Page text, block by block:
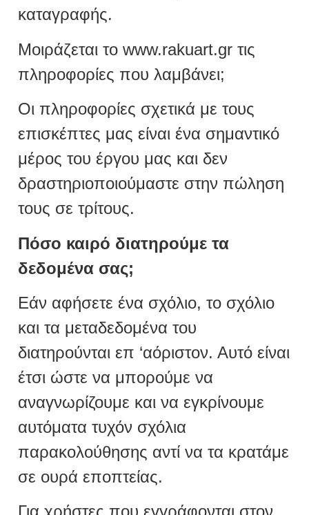
καταγραφής.
Μοιράζεται το www.rakuart.gr τις
πληροφορίες που λαμβάνει;
Οι πληροφορίες σχετικά με τους
επισκέπτες μας είναι ένα σημαντικό
μέρος του έργου μας και δεν
δραστηριοποιούμαστε στην πώληση
τους σε τρίτους.
Πόσο καιρό διατηρούμε τα
δεδομένα σας;
Εάν αφήσετε ένα σχόλιο, το σχόλιο
και τα μεταδεδομένα του
διατηρούνται επ ‘αόριστον. Αυτό είναι
έτσι ώστε να μπορούμε να
αναγνωρίζουμε και να εγκρίνουμε
αυτόματα τυχόν σχόλια
παρακολούθησης αντί να τα κρατάμε
σε ουρά εποπτείας.